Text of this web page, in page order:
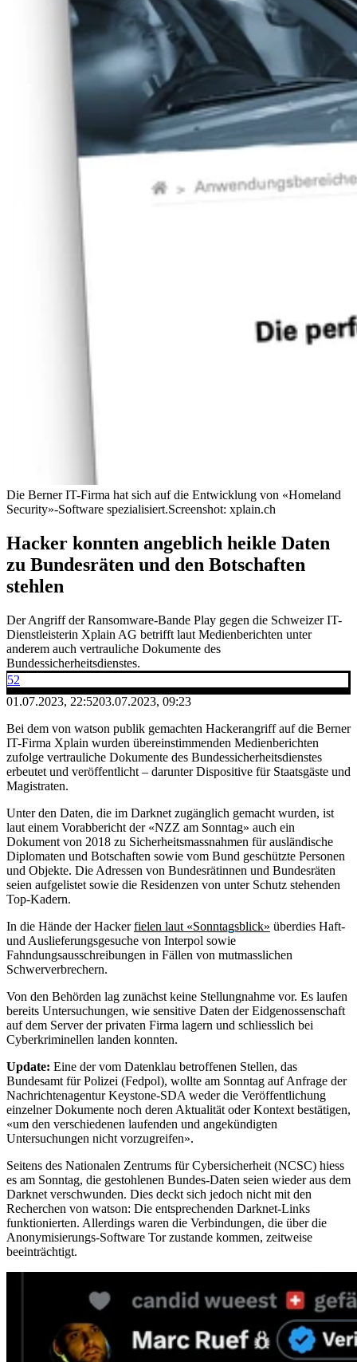
Die Berner IT-Firma hat sich auf die Entwicklung von «Homeland
Security»-Software spezialisiert.Screenshot: xplain.ch
Hacker konnten angeblich heikle Daten
zu Bundesräten und den Botschaften
stehlen
Der Angriff der Ransomware-Bande Play gegen die Schweizer IT-
Dienstleisterin Xplain AG betrifft laut Medienberichten unter
anderem auch vertrauliche Dokumente des
Bundessicherheitsdienstes.
52
01.07.2023, 22:5203.07.2023, 09:23
Bei dem von watson publik gemachten Hackerangriff auf die Berner
IT-Firma Xplain wurden übereinstimmenden Medienberichten
zufolge vertrauliche Dokumente des Bundessicherheitsdienstes
erbeutet und veröffentlicht – darunter Dispositive für Staatsgäste und
Magistraten.
Unter den Daten, die im Darknet zugänglich gemacht wurden, ist
laut einem Vorabbericht der «NZZ am Sonntag» auch ein
Dokument von 2018 zu Sicherheitsmassnahmen für ausländische
Diplomaten und Botschaften sowie vom Bund geschützte Personen
und Objekte. Die Adressen von Bundesrätinnen und Bundesräten
seien aufgelistet sowie die Residenzen von unter Schutz stehenden
Top-Kadern.
In die Hände der Hackerfielen laut «Sonntagsblick» überdies Haft-
und Auslieferungsgesuche von Interpol sowie
Fahndungsausschreibungen in Fällen von mutmasslichen
Schwerverbrechern.
Von den Behörden lag zunächst keine Stellungnahme vor. Es laufen
bereits Untersuchungen, wie sensitive Daten der Eidgenossenschaft
auf dem Server der privaten Firma lagern und schliesslich bei
Cyberkriminellen landen konnten.
Update: Eine der vom Datenklau betroffenen Stellen, das
Bundesamt für Polizei (Fedpol), wollte am Sonntag auf Anfrage der
Nachrichtenagentur Keystone-SDA weder die Veröffentlichung
einzelner Dokumente noch deren Aktualität oder Kontext bestätigen,
«um den verschiedenen laufenden und angekündigten
Untersuchungen nicht vorzugreifen».
Seitens des Nationalen Zentrums für Cybersicherheit (NCSC) hiess
es am Sonntag, die gestohlenen Bundes-Daten seien wieder aus dem
Darknet verschwunden. Dies deckt sich jedoch nicht mit den
Recherchen von watson: Die entsprechenden Darknet-Links
funktionierten. Allerdings waren die Verbindungen, die über die
Anonymisierungs-Software Tor zustande kommen, zeitweise
beeinträchtigt.